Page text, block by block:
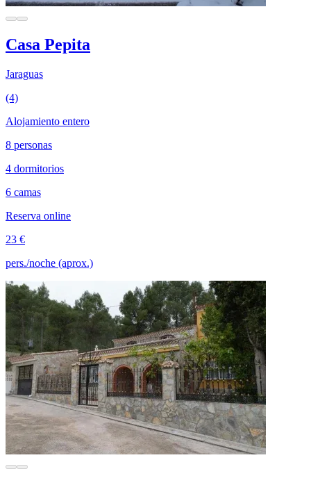
Casa Pepita
Jaraguas
(4)
Alojamiento entero
8 personas
4 dormitorios
6 camas
Reserva online
23 €
pers./noche (aprox.)